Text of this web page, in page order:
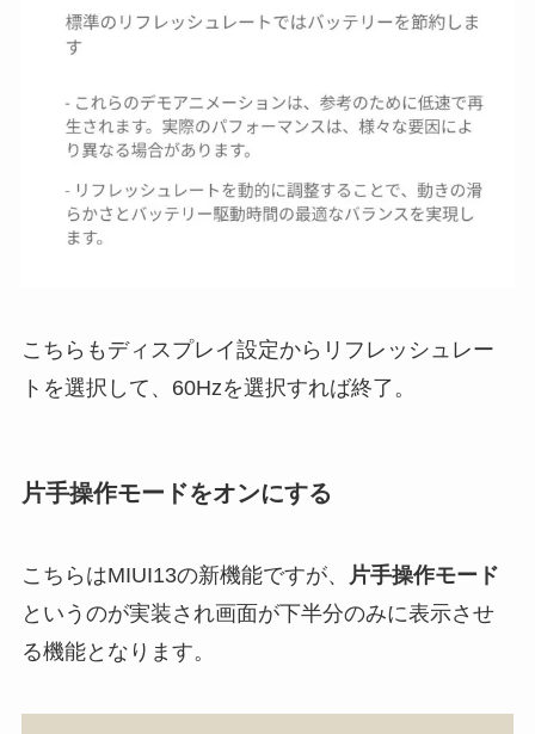
こちらもディスプレイ設定からリフレッシュレー
トを選択して、60Hzを選択すれば終了。
片手操作モードをオンにする
こちらはMIUI13の新機能ですが、
片手操作モード
というのが実装され画面が下半分のみに表示させ
る機能となります。